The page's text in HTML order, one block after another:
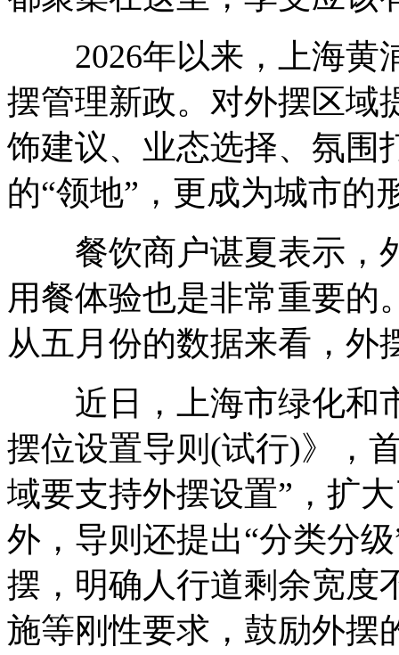
2026年以来，上海黄
摆管理新政。对外摆区域
饰建议、业态选择、氛围
的“领地”，更成为城市的
餐饮商户谌夏表示，
用餐体验也是非常重要的
从五月份的数据来看，外
近日，上海市绿化和
摆位设置导则(试行)》，
域要支持外摆设置”，扩
外，导则还提出“分类分
摆，明确人行道剩余宽度
施等刚性要求，鼓励外摆